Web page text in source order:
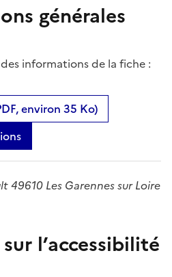
générales
informations de la fiche :
environ 35 Ko)
49610 Les Garennes sur Loire
l’accessibilité